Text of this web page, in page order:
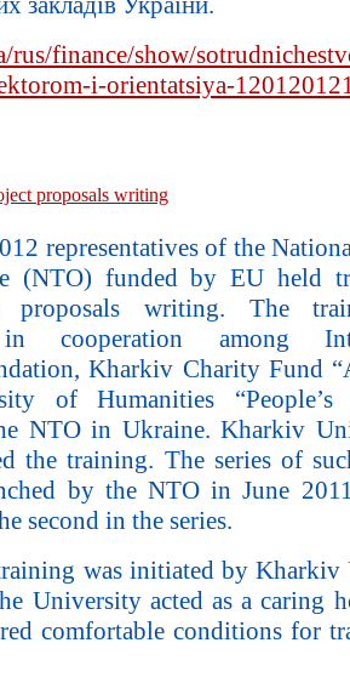
rus/finance/show/
i-orientatsiya-
proposals writing
representatives of the
(NTO) funded by EU held
proposals writing. The
in cooperation among
Kharkiv Charity Fund
of Humanities “People’s
NTO in Ukraine. Kharkiv
the training. The series of
by the NTO in June
second in the series.
was initiated by Kharkiv
University acted as a caring
comfortable conditions for